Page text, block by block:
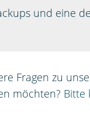
und eine
Fragen zu
möchten? Bitte